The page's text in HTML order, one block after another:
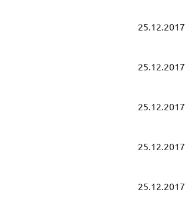
25.12.2017
25.12.2017
25.12.2017
25.12.2017
25.12.2017